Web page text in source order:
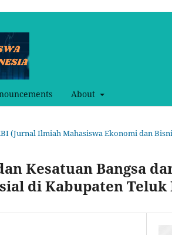
About
(Jurnal Ilmiah Mahasiswa Ekonomi dan
Kesatuan Bangsa
di Kabupaten